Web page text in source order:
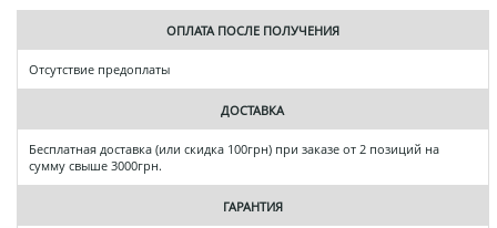
ОПЛАТА ПОСЛЕ ПОЛУЧЕНИЯ
Отсутствие предоплаты
ДОСТАВКА
Бесплатная доставка (или скидка 100грн) при заказе от 2 позиций на
сумму свыше 3000грн.
ГАРАНТИЯ